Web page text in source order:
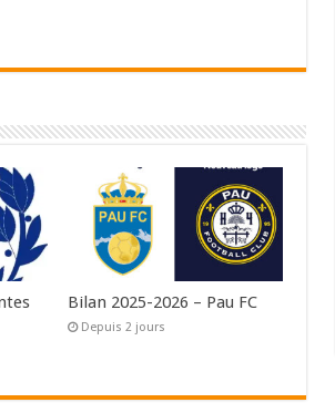
Bilan 2025-2026 – Pau FC
Depuis 2 jours